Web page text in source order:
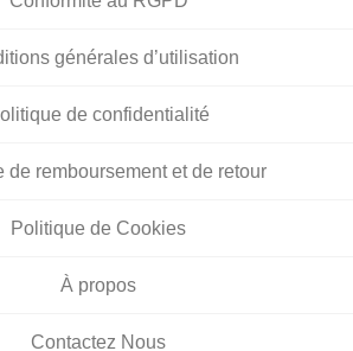
générales d’utilisation
de confidentialité
de remboursement et de retour
Politique de Cookies
À propos
Contactez Nous